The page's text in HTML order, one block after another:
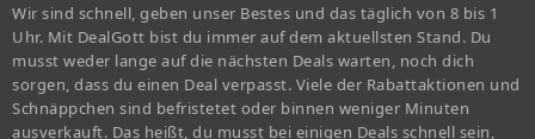
Wir sind schnell, geben unser Bestes und das täglich von 8 bis 1
Uhr. Mit DealGott bist du immer auf dem aktuellsten Stand. Du
musst weder lange auf die nächsten Deals warten, noch dich
sorgen, dass du einen Deal verpasst. Viele der Rabattaktionen und
Schnäppchen sind befristetet oder binnen weniger Minuten
ausverkauft. Das heißt, du musst bei einigen Deals schnell sein,